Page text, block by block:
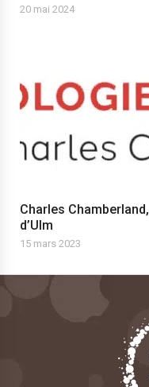
20 mai 2024
Charles
d’Ulm
15 mars 2023